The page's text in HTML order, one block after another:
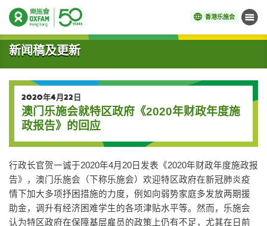
香港乐施会 菜单
开始主要内容
新闻稿及更新
2020年4月22日
澳门乐施会就特区政府《2020年财政年度施
政报告》的回应
行政长官贺一诚于2020年4月20日发表《2020年财政年度施政报
告》，澳门乐施会（下称乐施会）欢迎特区政府在新冠肺炎疫
情下加大多项抒困措施的力度，例如向弱势家庭多发放两期援
助金，调升有经济困难学生的各项津贴水平等。然而，乐施会
认为特区政府在保障基层雇员的政策上仍有不足，尤其在日前